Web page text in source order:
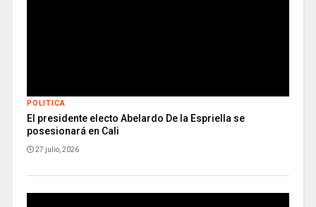
POLITICA
El presidente electo Abelardo De la Espriella se
posesionará en Cali
27 julio, 2026